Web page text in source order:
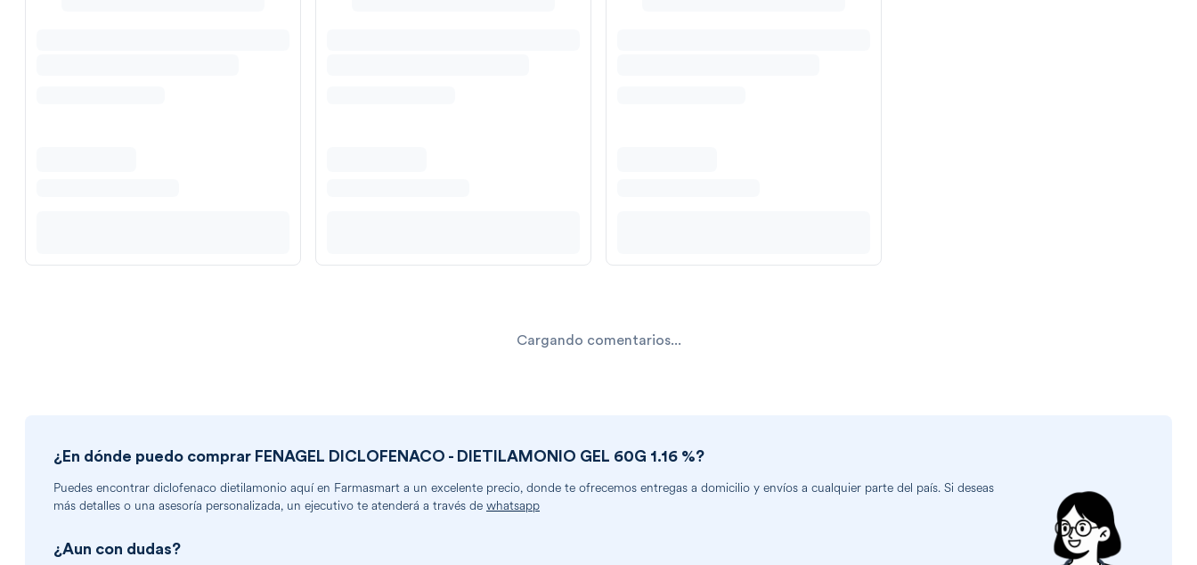
Cargando comentarios...
¿En dónde puedo comprar FENAGEL DICLOFENACO - DIETILAMONIO GEL 60G 1.16 %?
Puedes encontrar diclofenaco dietilamonio aquí en Farmasmart a un excelente precio, donde te ofrecemos entregas a domicilio y envíos a cualquier parte del país. Si deseas
más detalles o una asesoría personalizada, un ejecutivo te atenderá a través de whatsapp
¿Aun con dudas?